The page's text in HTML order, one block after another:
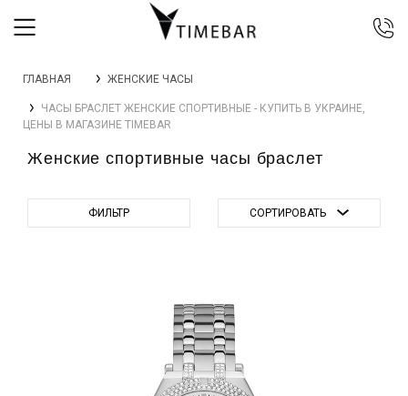
044 392 44 45
067 344 14 44 (viber)
099 399 23 80
Бесплатно по Украине
ГЛАВНАЯ ЖЕНСКИЕ ЧАСЫ
ЧАСЫ БРАСЛЕТ ЖЕНСКИЕ СПОРТИВНЫЕ - КУПИТЬ В УКРАИНЕ,
ЦЕНЫ В МАГАЗИНЕ TIMEBAR
Женские спортивные часы браслет
ФИЛЬТР СОРТИРОВАТЬ